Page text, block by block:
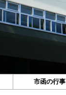
市函の行事